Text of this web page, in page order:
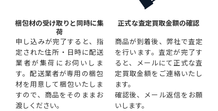
梱包材の受け取りと同時に集
荷
申し込みが完了すると、指
定された住所・日時に配送
業者が集荷にお伺いしま
す。配送業者が専用の梱包
材を用意して梱包いたしま
すので、商品をそのままお
渡しください。
正式な査定買取金額の確認
商品が到着後、弊社で査定
を行います。査定が完了す
ると、メールにて正式な査
定買取金額をご連絡いたし
ます。
確認後、メール返信をお願
いします。